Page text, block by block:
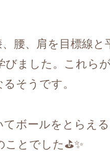
腰、肩を目標線と
ました。これら
そうです。
ボールをとらえ
とでした⛳✨